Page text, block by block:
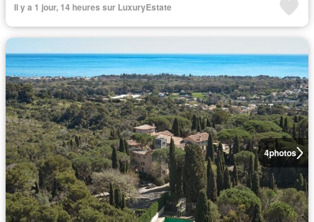
Il y a 1 jour, 14 heures sur LuxuryEstate
4photos